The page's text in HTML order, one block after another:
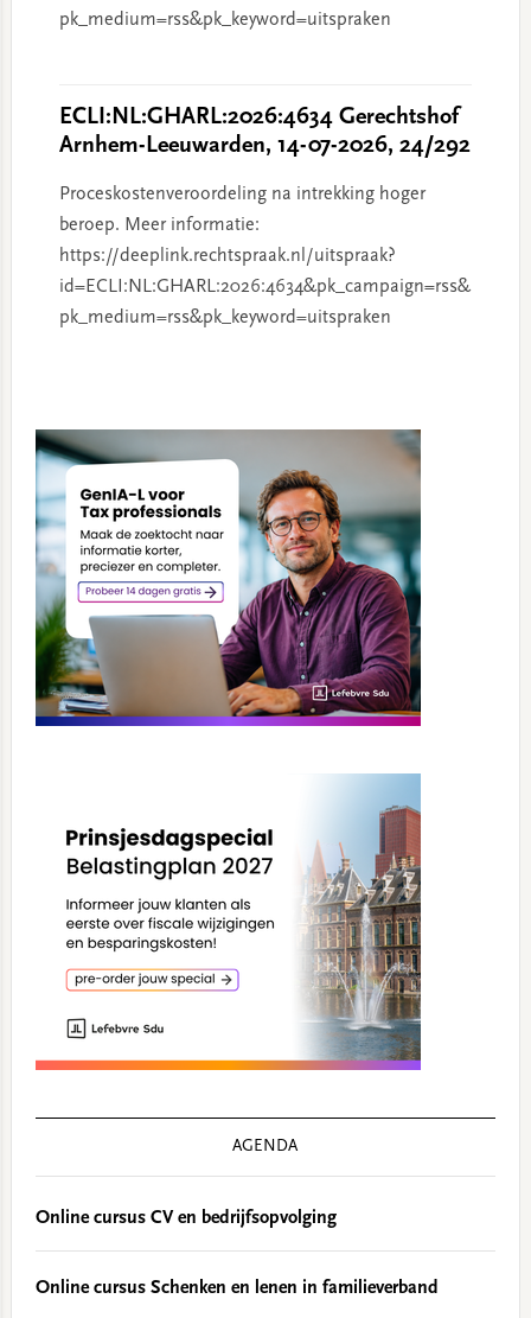
pk_medium=rss&pk_keyword=uitspraken
ECLI:NL:GHARL:2026:4634 Gerechtshof
Arnhem-Leeuwarden, 14-07-2026, 24/292
Proceskostenveroordeling na intrekking hoger
beroep. Meer informatie:
https://deeplink.rechtspraak.nl/uitspraak?
id=ECLI:NL:GHARL:2026:4634&pk_campaign=rss&
pk_medium=rss&pk_keyword=uitspraken
Sidebar
AGENDA
Online cursus CV en bedrijfsopvolging
Online cursus Schenken en lenen in familieverband